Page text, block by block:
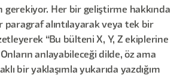
gerekiyor. Her bir geliştirme hakkında
paragraf alıntılayarak veya tek bir
“Bu bülteni X, Y, Z ekiplerine
anlayabileceği dilde, öz ama
bir yaklaşımla yukarıda yazdığım